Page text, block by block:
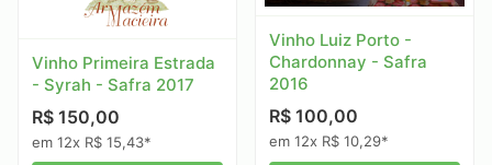
Vinho Primeira Estrada
- Syrah - Safra 2017
R$ 150,00
em 12x R$ 15,43*
Vinho Luiz Porto -
Chardonnay - Safra
2016
R$ 100,00
em 12x R$ 10,29*